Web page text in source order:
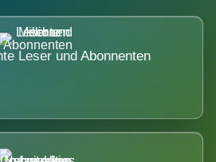
Leser und Abonnenten